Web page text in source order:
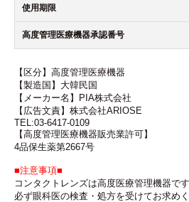
使用期限
高度管理医療機器承認番号
【区分】高度管理医療機器
【製造国】大韓民国
【メーカー名】PIA株式会社
【広告文責】株式会社ARIOSE
TEL:03-6417-0109
【高度管理医療機器販売業許可】
4品保生薬第2667号
■注意事項■
コンタクトレンズは高度医療管理機器です
必ず眼科医の検査・処方を受けてお求めく